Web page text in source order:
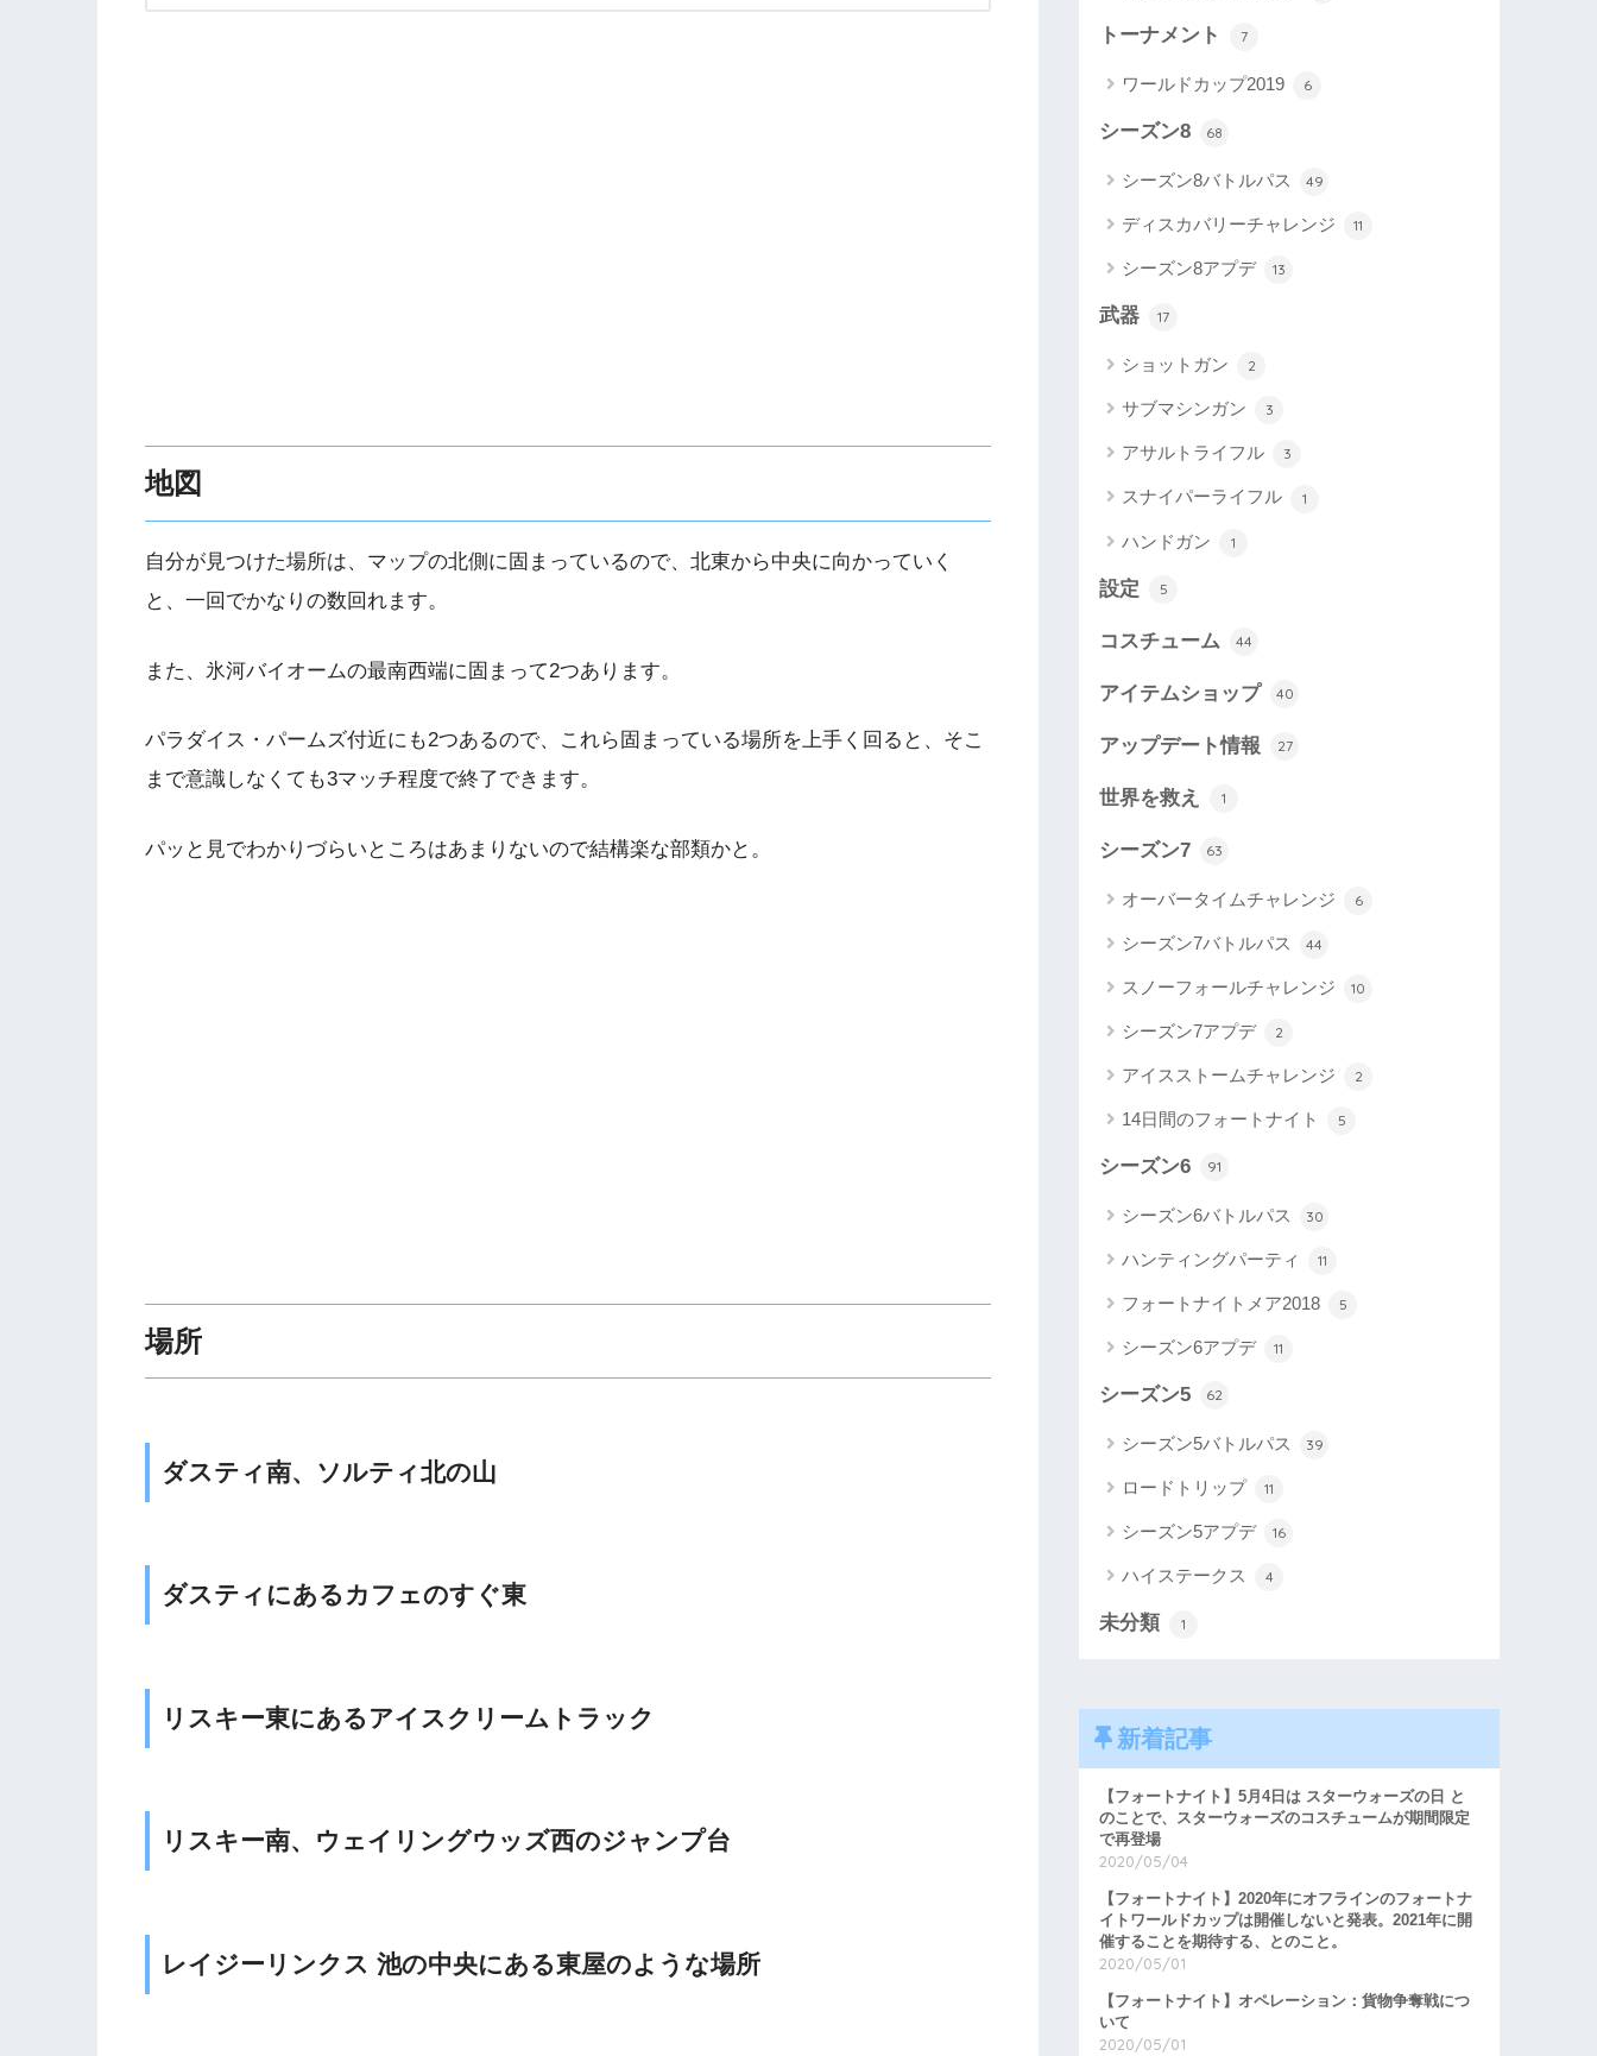
地図
自分が見つけた場所は、マップの北側に固まっているので、北東から中央に向かっていく
と、一回でかなりの数回れます。
また、氷河バイオームの最南西端に固まって2つあります。
パラダイス・パームズ付近にも2つあるので、これら固まっている場所を上手く回ると、そこ
まで意識しなくても3マッチ程度で終了できます。
パッと見でわかりづらいところはあまりないので結構楽な部類かと。
場所
ダスティ南、ソルティ北の山
ダスティにあるカフェのすぐ東
リスキー東にあるアイスクリームトラック
リスキー南、ウェイリングウッズ西のジャンプ台
レイジーリンクス 池の中央にある東屋のような場所
トーナメント 7
ワールドカップ2019 6
シーズン8 68
シーズン8バトルパス 49
ディスカバリーチャレンジ 11
シーズン8アプデ 13
武器 17
ショットガン 2
サブマシンガン 3
アサルトライフル 3
スナイパーライフル 1
ハンドガン 1
設定 5
コスチューム 44
アイテムショップ 40
アップデート情報 27
世界を救え 1
シーズン7 63
オーバータイムチャレンジ 6
シーズン7バトルパス 44
スノーフォールチャレンジ 10
シーズン7アプデ 2
アイスストームチャレンジ 2
14日間のフォートナイト 5
シーズン6 91
シーズン6バトルパス 30
ハンティングパーティ 11
フォートナイトメア2018 5
シーズン6アプデ 11
シーズン5 62
シーズン5バトルパス 39
ロードトリップ 11
シーズン5アプデ 16
ハイステークス 4
未分類 1
新着記事
【フォートナイト】5月4日は スターウォーズの日 と
のことで、スターウォーズのコスチュームが期間限定
で再登場
2020/05/04
【フォートナイト】2020年にオフラインのフォートナ
イトワールドカップは開催しないと発表。2021年に開
催することを期待する、とのこと。
2020/05/01
【フォートナイト】オペレーション：貨物争奪戦につ
いて
2020/05/01